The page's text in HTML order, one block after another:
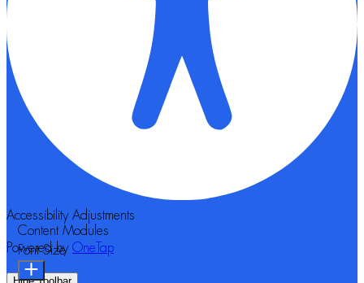
Accessibility Adjustments
Powered by OneTap
Content Modules
Font Size